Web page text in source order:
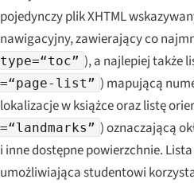
pojedynczy plik XHTML
nawigacyjny, zawierający co
type=“toc” ), a najlepiej także
=“page-list” ) mapującą
lokalizacje w książce oraz listę
=“landmarks” ) oznaczającą
i inne dostępne powierzchnie.
umożliwiająca studentowi